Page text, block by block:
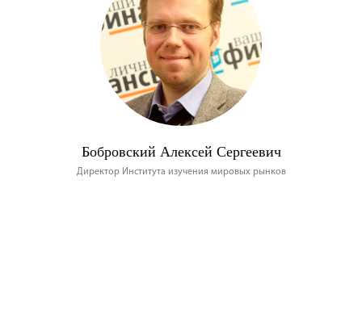
Бобровский Алексей Сергеевич
Директор Института изучения мировых рынков